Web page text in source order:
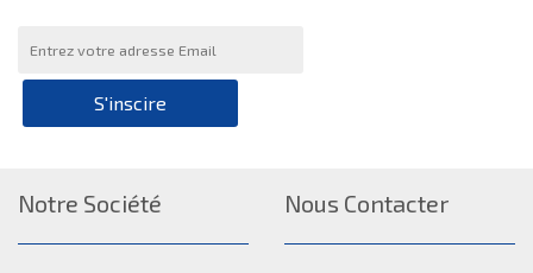
S'inscire
Notre Société Nous Contacter